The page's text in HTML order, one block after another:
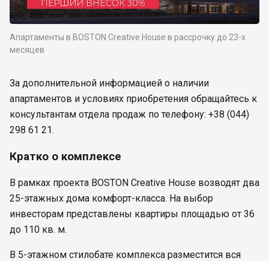
Апартаменты в BOSTON Creative House в рассрочку до 23-х
месяцев
За дополнительной информацией о наличии
апартаментов и условиях приобретения обращайтесь к
консультантам отдела продаж по телефону: +38 (044)
298 61 21.
Кратко о комплексе
В рамках проекта BOSTON Creative House возводят два
25-этажных дома комфорт-класса. На выбор
инвесторам представлены квартиры площадью от 36
до 110 кв. м.
В 5-этажном стилобате комплекса разместится вся